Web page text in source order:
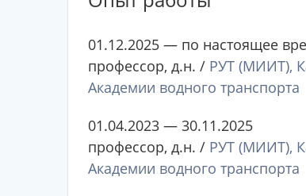
01.12.2025 — по настоящее
профессор, д.н. / РУТ (МИИТ),
Академии водного транспорта
01.04.2023 — 30.11.2025
профессор, д.н. / РУТ (МИИТ),
Академии водного транспорта